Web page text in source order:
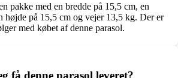
pakke med en bredde på 15,5 cm, en
højde på 15,5 cm og vejer 13,5 kg. Der er
med købet af denne parasol.
få denne parasol leveret?